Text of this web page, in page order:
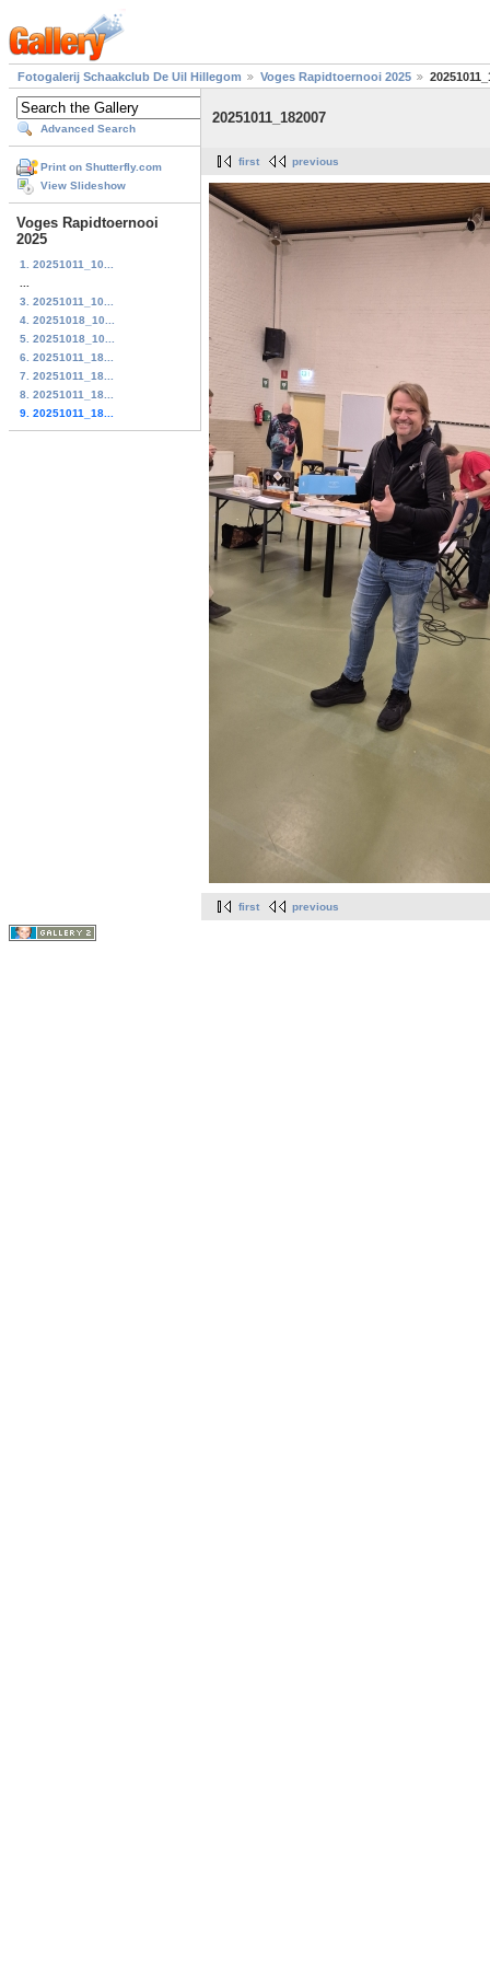
Fotogalerij Schaakclub De Uil Hillegom Voges Rapidtoernooi 2025
Advanced Search
Print on Shutterfly.com
View Slideshow
Voges Rapidtoernooi
2025
1. 20251011_10...
3. 20251011_10...
4. 20251018_10...
5. 20251018_10...
6. 20251011_18...
7. 20251011_18...
8. 20251011_18...
9. 20251011_18...
20251011_182007
first previous
first previous